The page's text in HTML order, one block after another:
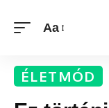
Aa
ÉLETMÓD